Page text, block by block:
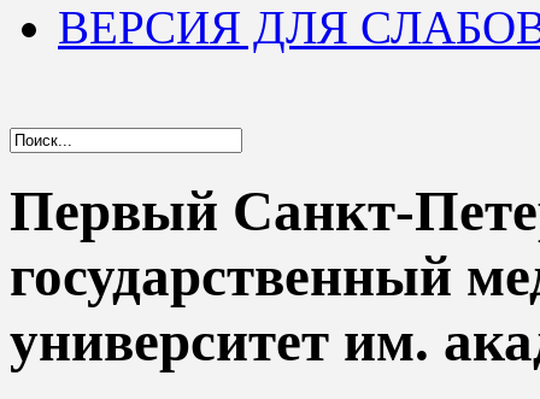
ВЕРСИЯ ДЛЯ
Первый Санкт-
государственный
университет им.